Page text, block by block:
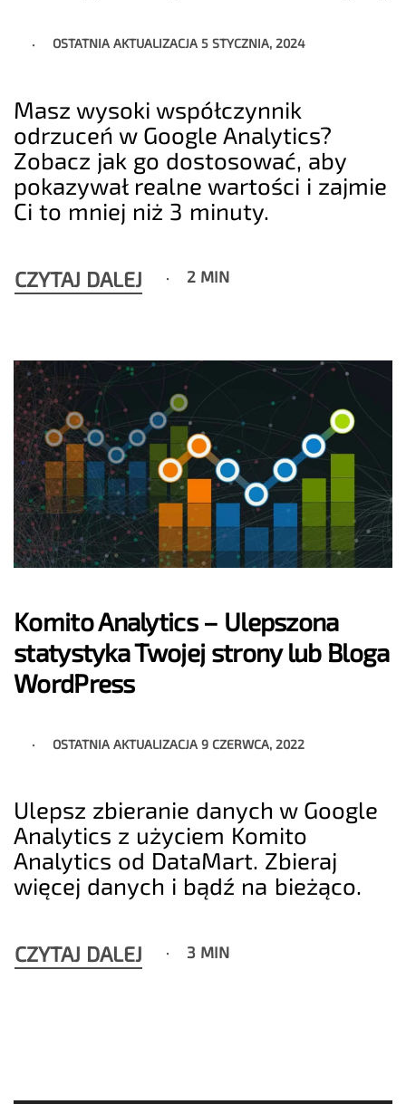
OSTATNIA AKTUALIZACJA 5 STYCZNIA, 2024
Masz wysoki współczynnik
odrzuceń w Google Analytics?
Zobacz jak go dostosować, aby
pokazywał realne wartości i zajmie
Ci to mniej niż 3 minuty.
CZYTAJ DALEJ 2 MIN
Komito Analytics – Ulepszona
statystyka Twojej strony lub Bloga
WordPress
OSTATNIA AKTUALIZACJA9 CZERWCA, 2022
Ulepsz zbieranie danych w Google
Analytics z użyciem Komito
Analytics od DataMart. Zbieraj
więcej danych i bądź na bieżąco.
CZYTAJ DALEJ 3 MIN